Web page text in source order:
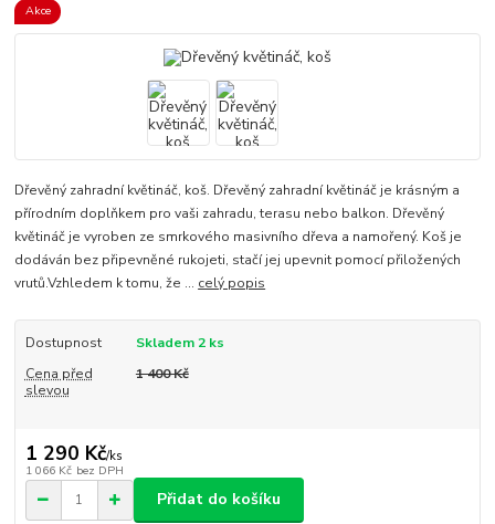
Akce
Dřevěný zahradní květináč, koš. Dřevěný zahradní květináč je krásným a
přírodním doplňkem pro vaši zahradu, terasu nebo balkon. Dřevěný
květináč je vyroben ze smrkového masivního dřeva a namořený. Koš je
dodáván bez připevněné rukojeti, stačí jej upevnit pomocí přiložených
vrutů.Vzhledem k tomu, že ... celý popis
Dostupnost
Skladem 2 ks
Cena před
slevou
1 400 Kč
1 290 Kč/ks
1 066 Kč bez DPH
Přidat do košíku